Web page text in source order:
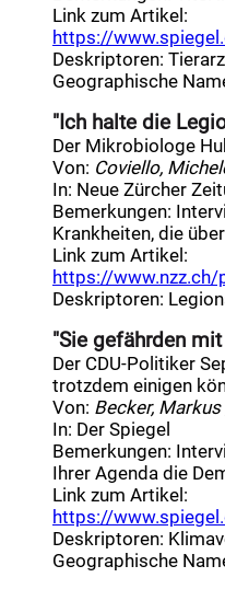
Link zum Artikel:
https://
Deskriptoren:
Geographische
"Ich halte die
Der Mikrobiologe
Von: Coviello,
In: Neue Zürcher
Bemerkungen:
Krankheiten, die
Link zum Artikel:
https://www.nzz.ch/
Deskriptoren:
"Sie gefährden
Der CDU-Politiker
trotzdem einigen
Von: Becker, Markus
In: Der Spiegel
Bemerkungen:
Ihrer Agenda die
Link zum Artikel:
https://
Deskriptoren:
Geographische